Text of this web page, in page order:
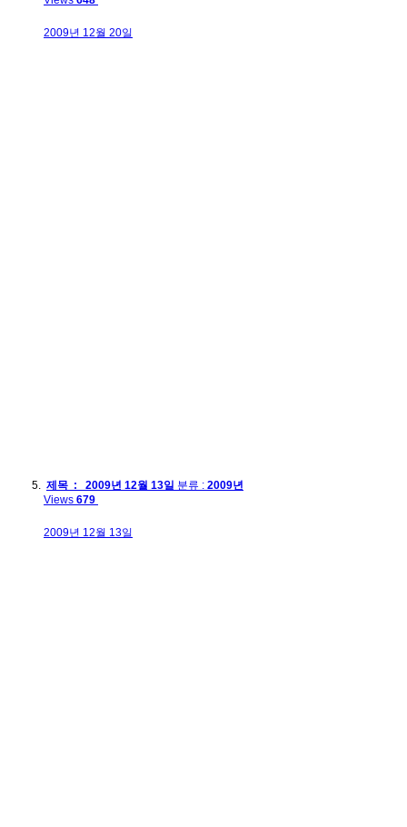
2009년 12월 20일
제목 : 2009년 12월 13일 분류 : 2009년
Views 679
2009년 12월 13일